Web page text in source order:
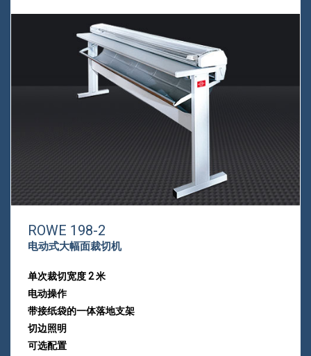
ROWE 198-2
电动式大幅面裁切机
单次裁切宽度 2 米
电动操作
带接纸袋的一体落地支架
切边照明
可选配置